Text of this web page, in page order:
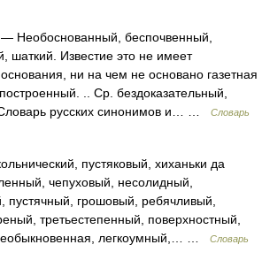
— Необоснованный, беспочвенный,
шаткий. Известие это не имеет
ни на чем не основано газетная
.. Ср. бездоказательный,
русских синонимов и… …
Словарь
пустяковый, хиханьки да
чепуховый, несолидный,
грошовый, ребячливый,
третьестепенный, поверхностный,
легкоумный,… …
Словарь